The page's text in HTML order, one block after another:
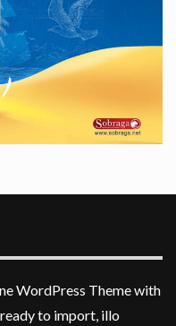
WordPress Theme with
to import, illo